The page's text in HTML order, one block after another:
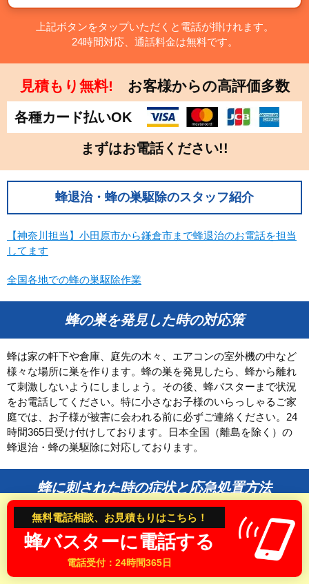
群馬県
中部
石川県
福井県
山梨県
長野県
近畿
京都府
大阪府
和歌山県
中国・四国
鳥取県
島根県
岡山県
広島県
山口県
徳島県
香川県
愛媛県
高知県
九州
福岡県
佐賀県
長崎県
大分県
宮崎県
鹿児島県
上記ボタンをタップいただくと電話が掛けれます。
24時間対応、通話料金は無料です。
見積もり無料! お客様からの高評価多数
各種カード払いOK
まずはお電話ください!!
蜂退治・蜂の巣駆除のスタッフ紹介
【神奈川担当】小田原市から鎌倉市まで蜂退治のお電話を担当
してます
全国各地での蜂の巣駆除作業
蜂の巣を発見した時の対応策
蜂は家の軒下や倉庫、庭先の木々、エアコンの室外機の中など
様々な場所に巣を作ります。蜂の巣を発見したら、蜂から離れ
て刺激しないようにしましょう。その後、蜂バスターまで状況
をお電話してください。特に小さなお子様のいらっしゃるご家
庭では、お子様が被害に会われる前に必ずご連絡ください。24
時間365日受け付けしております。日本全国（離島を除く）の
蜂退治・蜂の巣駆除に対応しております。
蜂に刺された時の症状と応急処置方法
スズメバチなど凶暴な蜂に刺された時は、特に気を付けてくだ
さい。蜂に刺されてから数分後に身体に異常を感じ、早い段階
で呼吸困難や発疹、意識が朦朧になることあります。身体に異
変を感じたら、すぐに救急車を手配して病院へ行くようにしま
無料電話相談、お見積もりはこちら！
蜂バスターに電話する
電話受付：24時間365日